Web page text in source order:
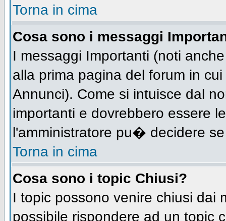
Torna in cima
Cosa sono i messaggi
I messaggi Importanti (noti
alla prima pagina del forum in
Annunci). Come si intuisce dal
importanti e dovrebbero essere
l'amministratore pu� decidere
Torna in cima
Cosa sono i topic Chiusi?
I topic possono venire chiusi
possibile rispondere ad un topic